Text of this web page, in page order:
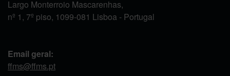
Largo Monterroio Mascarenhas,
nº 1, 7º piso, 1099-081 Lisboa - Portugal
Email geral:
ffms@ffms.pt